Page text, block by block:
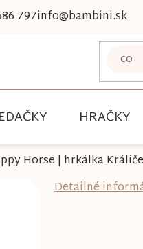
797info@bambini.sk
HRAČKY
Horse | hrkálka
Detailné